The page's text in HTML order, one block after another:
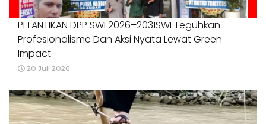
PELANTIKAN DPP SWI 2026–2031SWI Teguhkan
Profesionalisme Dan Aksi Nyata Lewat Green
Impact
20 Juli 2026